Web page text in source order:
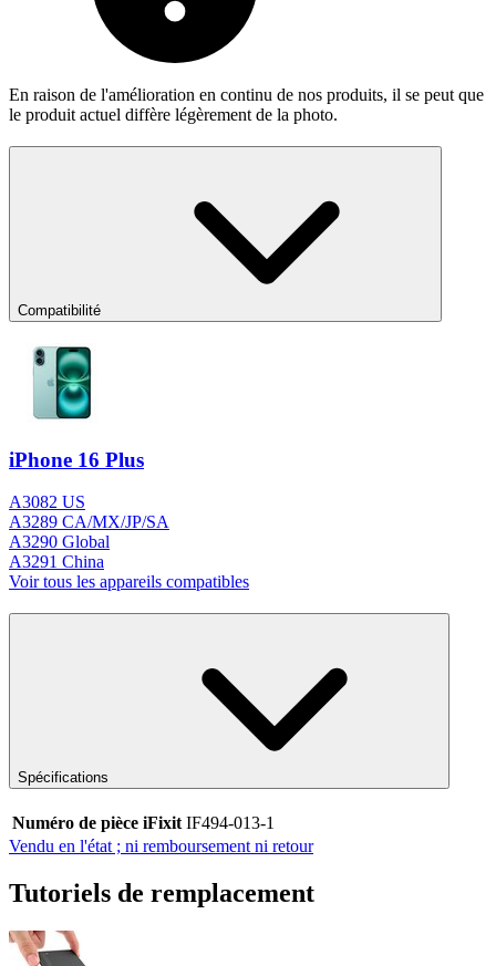
En raison de l'amélioration en continu de nos produits, il se peut que
le produit actuel diffère légèrement de la photo.
Compatibilité
iPhone 16 Plus
A3082 US
A3289 CA/MX/JP/SA
A3290 Global
A3291 China
Voir tous les appareils compatibles
Spécifications
Numéro de pièce iFixit IF494-013-1
Vendu en l'état ; ni remboursement ni retour
Tutoriels de remplacement